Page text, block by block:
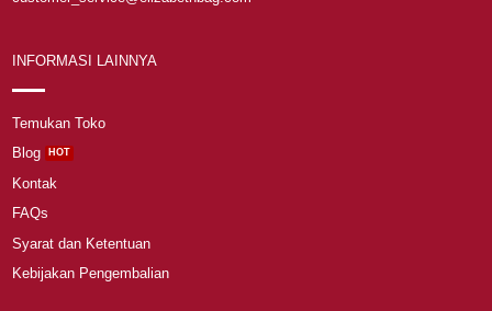
INFORMASI LAINNYA
Temukan Toko
Blog
Kontak
FAQs
Syarat dan Ketentuan
Kebijakan Pengembalian